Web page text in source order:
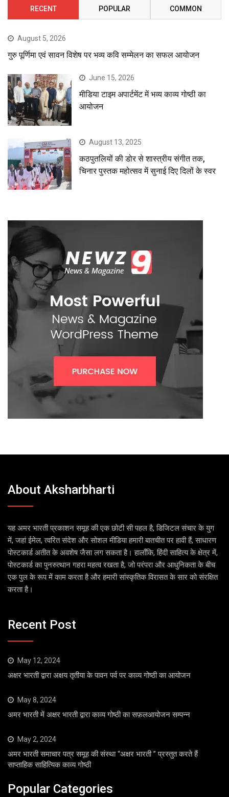
RECENT POPULAR COMMON
August 5, 2026
गुरु पूर्णिमा एवं सावन विशेष पर भव्य कवि सम्मेलन का सफल आयोजन
June 15, 2026
मीडिया टाइम अपार्टमेंट में भव्य काव्य गोष्ठी का
आयोजन
August 13, 2025
कठपुतलियों की डोर से शास्त्रीय संगीत तक,
चिनार पुस्तक महोत्सव में सुनाई दिए दिलों के स्वर
About Aksharbharti
यह अमर भारती प्रकाशन समूह की एक छोटी सी पहल है, डिजिटल संचार के युग
में, जहां ईमेल, त्वरित संदेश और सोशल मीडिया हमारी बातचीत पर हावी हैं, साधारण
पोस्टकार्ड अतीत के अवशेष जैसा लग सकता है। हालाँकि, हिंदी साहित्य के क्षेत्र में,
पोस्टकार्ड का पुनरुत्थान गहरा महत्व रखता है, जो परंपरा और आधुनिकता के बीच
एक पुल के रूप में काम करता है और हमारी सांस्कृतिक विरासत के सार को संरक्षित
करता है।
Recent Post
May 12, 2024
अक्षर भारती द्वारा अक्षय तृतीया के पावन पर्व पर काव्य गोष्ठी का आयोजन
May 8, 2024
अमर भारती में अक्षर भारती द्वारा काव्य गोष्ठी का सफ़लआयोजन सम्पन्न
May 2, 2024
अमर भारती समाचार पत्र समूह की संस्था “अक्षर भारती ” प्रस्तुत करते हैं
साप्ताहिक साहित्यिक काव्य गोष्ठी
Popular Categories